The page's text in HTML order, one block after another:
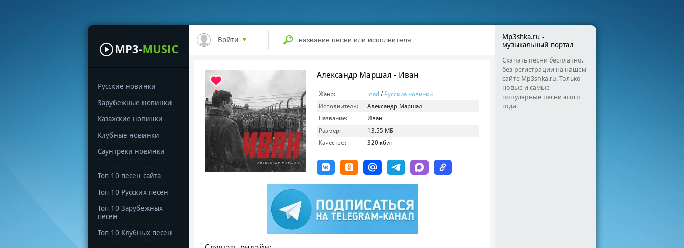
Русские новинки
Зарубежные новинки
Казахские новинки
Клубные новинки
Саунтреки новинки
Топ 10 песен сайта
Топ 10 Русских песен
Топ 10 Зарубежных
песен
Топ 10 Клубных песен
Войти
0
Александр Маршал - Иван
Жанр: load / Русские новинки
Исполнитель:
Александр Маршал
Название:
Иван
Размер:
13.55 МБ
Качество:
320 кбит
Mp3shka.ru -
музыкальный портал
Скачать песни бесплатно,
без регистрации на нашем
сайте Mp3shka.ru. Только
новые и самые
популярные песни этого
года.